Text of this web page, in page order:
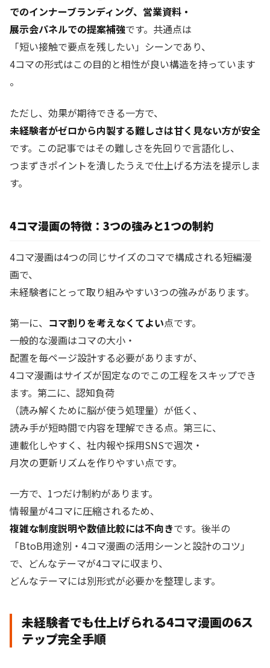
でのインナーブランディング、営業資料・
展示会パネルでの提案補強です。共通点は
「短い接触で要点を残したい」シーンであり、
4コマの形式はこの目的と相性が良い構造を持っています
。
ただし、効果が期待できる一方で、
未経験者がゼロから内製する難しさは甘く見ない方が安全
です。この記事ではその難しさを先回りで言語化し、
つまずきポイントを潰したうえで仕上げる方法を提示しま
す。
4コマ漫画の特徴：3つの強みと1つの制約
4コマ漫画は4つの同じサイズのコマで構成される短編漫
画で、
未経験者にとって取り組みやすい3つの強みがあります。
第一に、 コマ割りを考えなくてよい点です。
一般的な漫画はコマの大小・
配置を毎ページ設計する必要がありますが、
4コマ漫画はサイズが固定なのでこの工程をスキップでき
ます。第二に、認知負荷
（読み解くために脳が使う処理量）が低く、
読み手が短時間で内容を理解できる点。第三に、
連載化しやすく、社内報や採用SNSで週次・
月次の更新リズムを作りやすい点です。
一方で、1つだけ制約があります。
情報量が4コマに圧縮されるため、
複雑な制度説明や数値比較には不向きです。後半の
「BtoB用途別・4コマ漫画の活用シーンと設計のコツ」
で、どんなテーマが4コマに収まり、
どんなテーマには別形式が必要かを整理します。
未経験者でも仕上げられる4コマ漫画の6ス
テップ完全手順